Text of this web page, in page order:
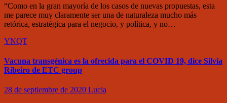
“Como en la gran mayoría de los casos de nuevas propuestas, esta
me parece muy claramente ser una de naturaleza mucho más
retórica, estratégica para el negocio, y política, y no…
YNQT
Vacuna transgénica es la ofrecida para el COVID 19, dice Silvia
Ribeiro de ETC group
28 de septiembre de 2020 Lucia